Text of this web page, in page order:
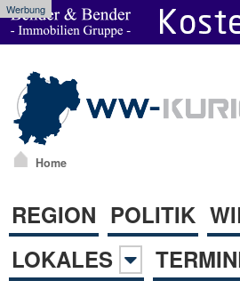
Werbung
Home
REGION POLITIK
LOKALES